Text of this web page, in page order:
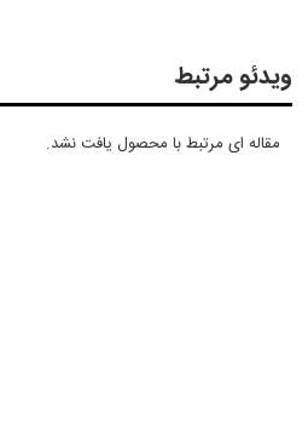
جنسی
مصرف
کنید.
ویدئو مرتبط
مقاله ای مرتبط با محصول یافت نشد.